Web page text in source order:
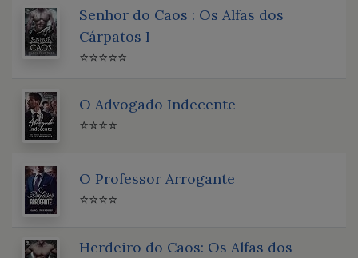
Senhor do Caos : Os Alfas dos
Cárpatos I
⭐⭐⭐⭐⭐
O Advogado Indecente
⭐⭐⭐⭐
O Professor Arrogante
⭐⭐⭐⭐
Herdeiro do Caos: Os Alfas dos